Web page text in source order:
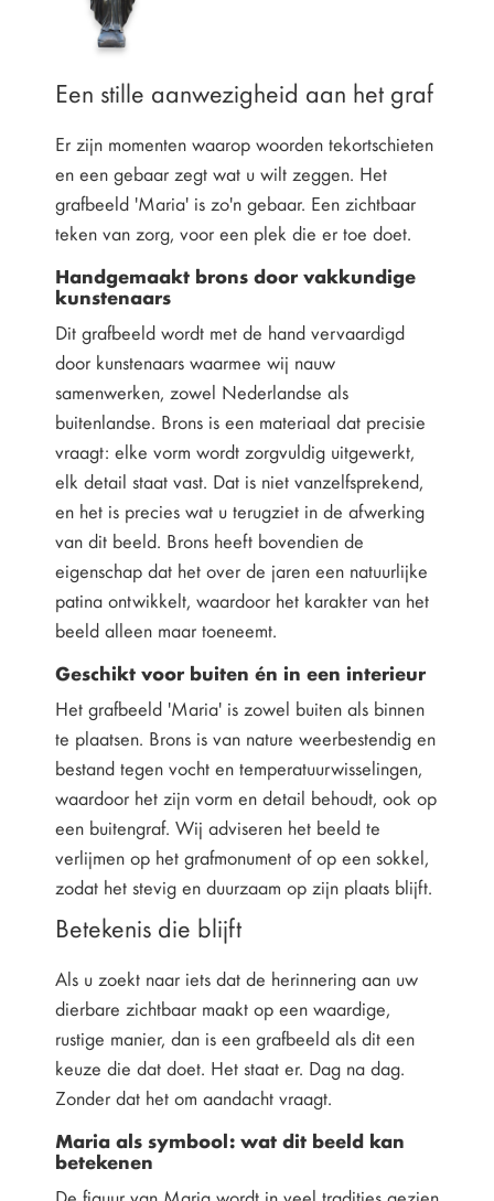
Een stille aanwezigheid aan het graf
Er zijn momenten waarop woorden tekortschieten
en een gebaar zegt wat u wilt zeggen. Het
grafbeeld 'Maria' is zo'n gebaar. Een zichtbaar
teken van zorg, voor een plek die er toe doet.
Handgemaakt brons door vakkundige
kunstenaars
Dit grafbeeld wordt met de hand vervaardigd
door kunstenaars waarmee wij nauw
samenwerken, zowel Nederlandse als
buitenlandse. Brons is een materiaal dat precisie
vraagt: elke vorm wordt zorgvuldig uitgewerkt,
elk detail staat vast. Dat is niet vanzelfsprekend,
en het is precies wat u terugziet in de afwerking
van dit beeld. Brons heeft bovendien de
eigenschap dat het over de jaren een natuurlijke
patina ontwikkelt, waardoor het karakter van het
beeld alleen maar toeneemt.
Geschikt voor buiten én in een interieur
Het grafbeeld 'Maria' is zowel buiten als binnen
te plaatsen. Brons is van nature weerbestendig en
bestand tegen vocht en temperatuurwisselingen,
waardoor het zijn vorm en detail behoudt, ook op
een buitengraf. Wij adviseren het beeld te
verlijmen op het grafmonument of op een sokkel,
zodat het stevig en duurzaam op zijn plaats blijft.
Betekenis die blijft
Als u zoekt naar iets dat de herinnering aan uw
dierbare zichtbaar maakt op een waardige,
rustige manier, dan is een grafbeeld als dit een
keuze die dat doet. Het staat er. Dag na dag.
Zonder dat het om aandacht vraagt.
Maria als symbool: wat dit beeld kan
betekenen